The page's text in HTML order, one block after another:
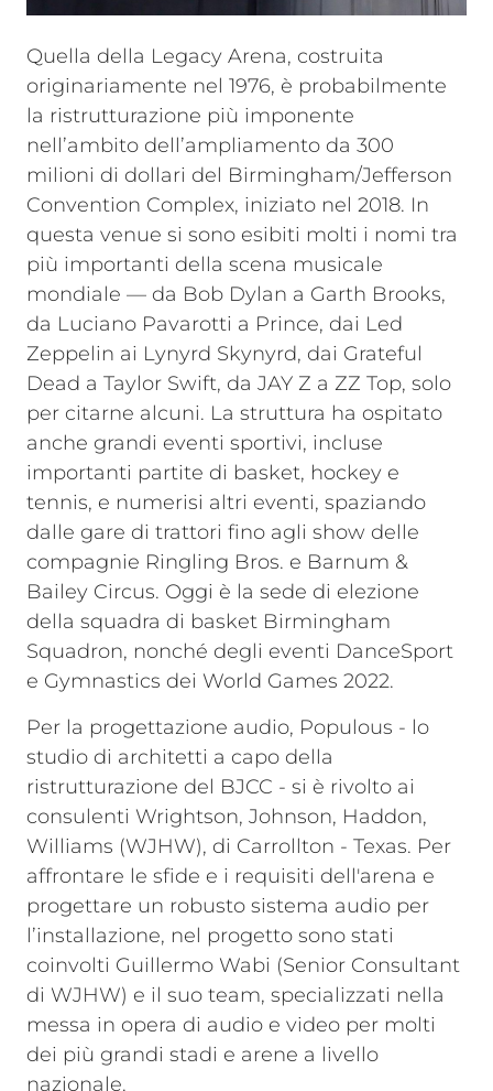
Quella della Legacy Arena, costruita
originariamente nel 1976, è probabilmente
la ristrutturazione più imponente
nell’ambito dell’ampliamento da 300
milioni di dollari del Birmingham/Jefferson
Convention Complex, iniziato nel 2018. In
questa venue si sono esibiti molti i nomi tra
più importanti della scena musicale
mondiale — da Bob Dylan a Garth Brooks,
da Luciano Pavarotti a Prince, dai Led
Zeppelin ai Lynyrd Skynyrd, dai Grateful
Dead a Taylor Swift, da JAY Z a ZZ Top, solo
per citarne alcuni. La struttura ha ospitato
anche grandi eventi sportivi, incluse
importanti partite di basket, hockey e
tennis, e numerisi altri eventi, spaziando
dalle gare di trattori fino agli show delle
compagnie Ringling Bros. e Barnum &
Bailey Circus. Oggi è la sede di elezione
della squadra di basket Birmingham
Squadron, nonché degli eventi DanceSport
e Gymnastics dei World Games 2022.
Per la progettazione audio, Populous - lo
studio di architetti a capo della
ristrutturazione del BJCC - si è rivolto ai
consulenti Wrightson, Johnson, Haddon,
Williams (WJHW), di Carrollton - Texas. Per
affrontare le sfide e i requisiti dell'arena e
progettare un robusto sistema audio per
l’installazione, nel progetto sono stati
coinvolti Guillermo Wabi (Senior Consultant
di WJHW) e il suo team, specializzati nella
messa in opera di audio e video per molti
dei più grandi stadi e arene a livello
nazionale.